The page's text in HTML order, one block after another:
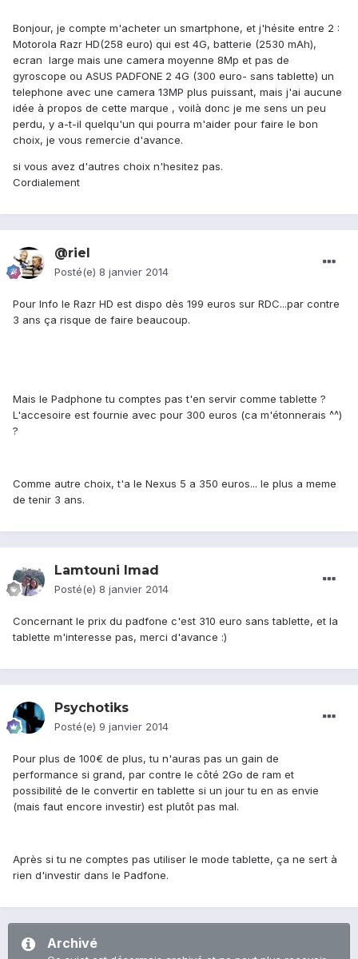
Bonjour, je compte m'acheter un smartphone, et j'hésite entre 2 :
Motorola Razr HD(258 euro) qui est 4G, batterie (2530 mAh),
ecran large mais une camera moyenne 8Mp et pas de
gyroscope ou ASUS PADFONE 2 4G (300 euro- sans tablette) un
telephone avec une camera 13MP plus puissant, mais j'ai aucune
idée à propos de cette marque , voilà donc je me sens un peu
perdu, y a-t-il quelqu'un qui pourra m'aider pour faire le bon
choix, je vous remercie d'avance.
si vous avez d'autres choix n'hesitez pas.
Cordialement
@riel
Posté(e) 8 janvier 2014
Pour Info le Razr HD est dispo dès 199 euros sur RDC...par contre
3 ans ça risque de faire beaucoup.
Mais le Padphone tu comptes pas t'en servir comme tablette ?
L'accesoire est fournie avec pour 300 euros (ca m'étonnerais ^^)
?
Comme autre choix, t'a le Nexus 5 a 350 euros... le plus a meme
de tenir 3 ans.
Lamtouni Imad
Posté(e) 8 janvier 2014
Concernant le prix du padfone c'est 310 euro sans tablette, et la
tablette m'interesse pas, merci d'avance :)
Psychotiks
Posté(e) 9 janvier 2014
Pour plus de 100€ de plus, tu n'auras pas un gain de
performance si grand, par contre le côté 2Go de ram et
possibilité de le convertir en tablette si un jour tu en as envie
(mais faut encore investir) est plutôt pas mal.
Après si tu ne comptes pas utiliser le mode tablette, ça ne sert à
rien d'investir dans le Padfone.
Archivé